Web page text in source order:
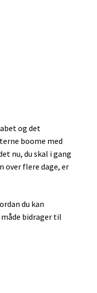
og det
boome med
nu, du skal i gang
over flere dage, er
du kan
bidrager til